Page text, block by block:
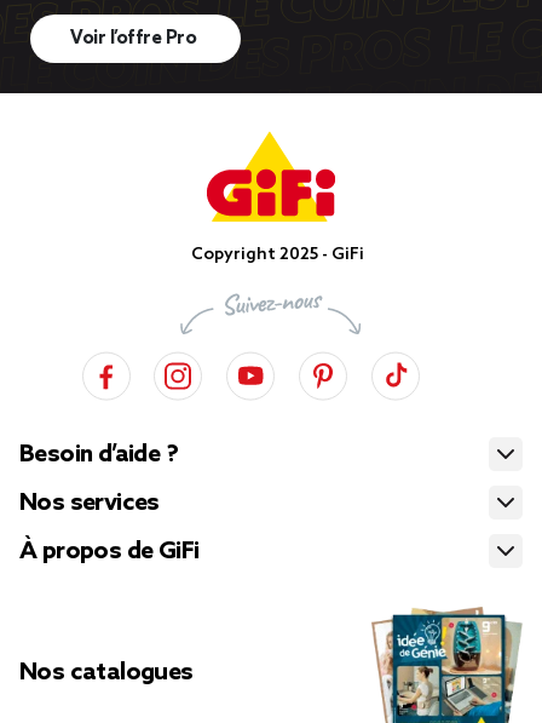
Voir l’offre Pro
Copyright 2025 - GiFi
Besoin d’aide ?
Nos services
À propos de GiFi
Nos catalogues